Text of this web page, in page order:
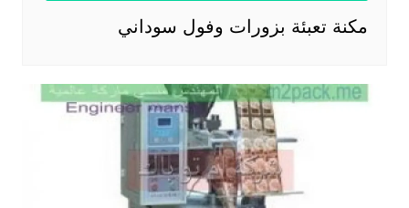
مكنة تعبئة بزورات وفول سوداني